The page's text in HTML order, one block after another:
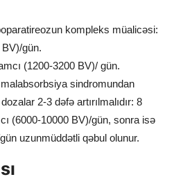
kompleks müalicəsi:
gün.
(1200-3200 BV)/ gün.
sindromundan
2-3 dəfə artırılmalıdır: 8
(6000-10000 BV)/gün, sonra isə
uzunmüddətli qəbul olunur.